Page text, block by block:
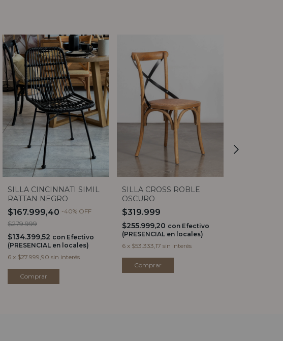
SILLA CINCINNATI SIMIL
RATTAN NEGRO
$167.999,40 -40% OFF
$279.999
$134.399,52 con Efectivo
(PRESENCIAL en locales)
6 x $27.999,90 sin interés
SILLA CROSS ROBLE
OSCURO
$319.999
$255.999,20 con Efectivo
(PRESENCIAL en locales)
6 x $53.333,17 sin interés